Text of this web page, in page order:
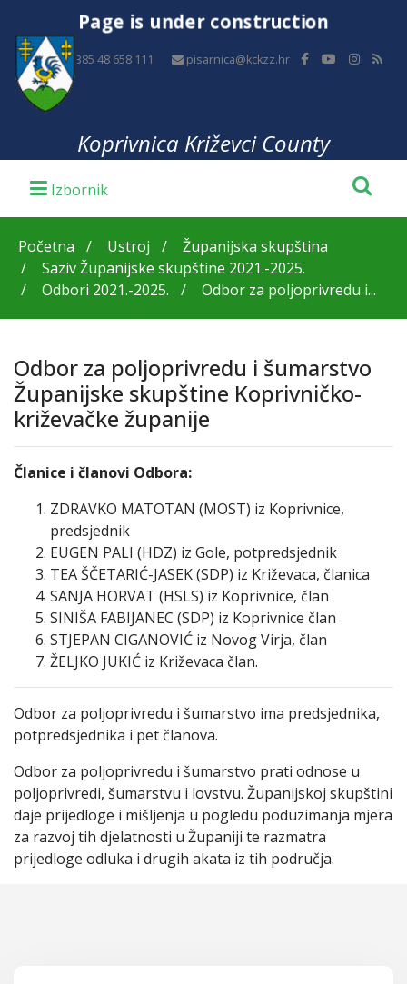
Page is under construction
+385 48 658 111 pisarnica@kckzz.hr
Koprivnica Križevci County
Početna Ustroj
Županijska skupština
Saziv Županijske skupštine 2021.-2025.
Odbori 2021.-2025.
Odbor za poljoprivredu i...
Odbor za poljoprivredu i šumarstvo
Županijske skupštine Koprivničko-
križevačke županije
Članice i članovi Odbora:
ZDRAVKO MATOTAN (MOST) iz Koprivnice,
predsjednik
EUGEN PALI (HDZ) iz Gole, potpredsjednik
TEA ŠČETARIĆ-JASEK (SDP) iz Križevaca, članica
SANJA HORVAT (HSLS) iz Koprivnice, član
SINIŠA FABIJANEC (SDP) iz Koprivnice član
STJEPAN CIGANOVIĆ iz Novog Virja, član
ŽELJKO JUKIĆ iz Križevaca član.
Odbor za poljoprivredu i šumarstvo ima predsjednika,
potpredsjednika i pet članova.
Odbor za poljoprivredu i šumarstvo prati odnose u
poljoprivredi, šumarstvu i lovstvu. Županijskoj skupštini
daje prijedloge i mišljenja u pogledu poduzimanja mjera
za razvoj tih djelatnosti u Županiji te razmatra
prijedloge odluka i drugih akata iz tih područja.